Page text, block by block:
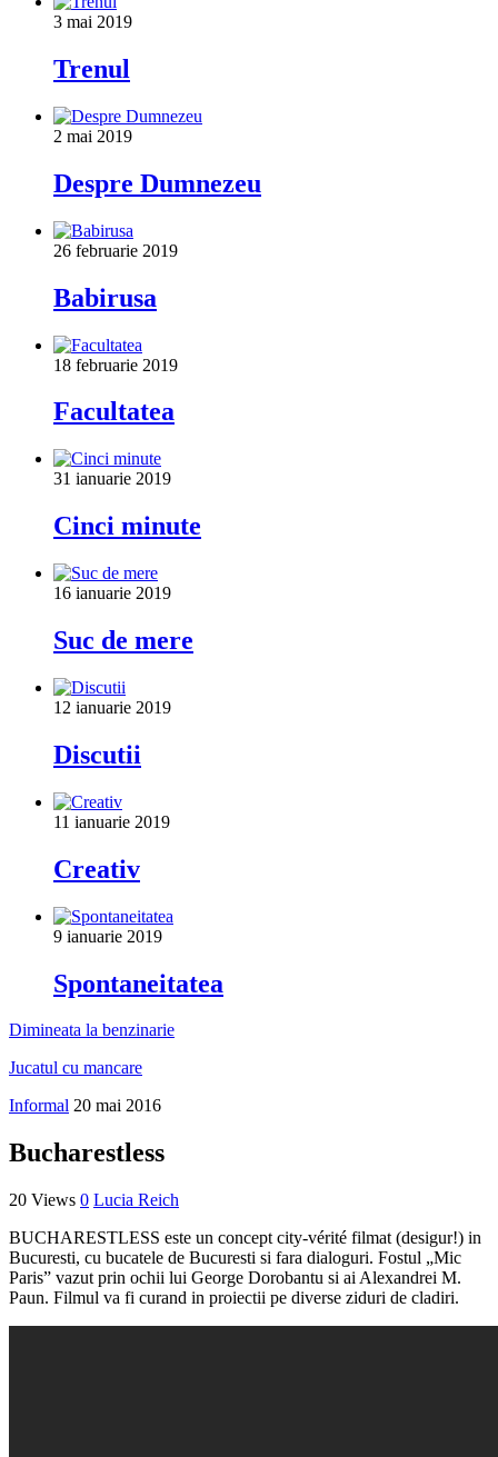
3 mai 2019
Trenul
2 mai 2019
Despre Dumnezeu
26 februarie 2019
Babirusa
18 februarie 2019
Facultatea
31 ianuarie 2019
Cinci minute
16 ianuarie 2019
Suc de mere
12 ianuarie 2019
Discutii
11 ianuarie 2019
Creativ
9 ianuarie 2019
Spontaneitatea
Dimineata la benzinarie
Jucatul cu mancare
Informal 20 mai 2016
Bucharestless
20 Views 0 Lucia Reich
BUCHARESTLESS este un concept city-vérité filmat (desigur!) in
Bucuresti, cu bucatele de Bucuresti si fara dialoguri. Fostul „Mic
Paris” vazut prin ochii lui George Dorobantu si ai Alexandrei M.
Paun. Filmul va fi curand in proiectii pe diverse ziduri de cladiri.